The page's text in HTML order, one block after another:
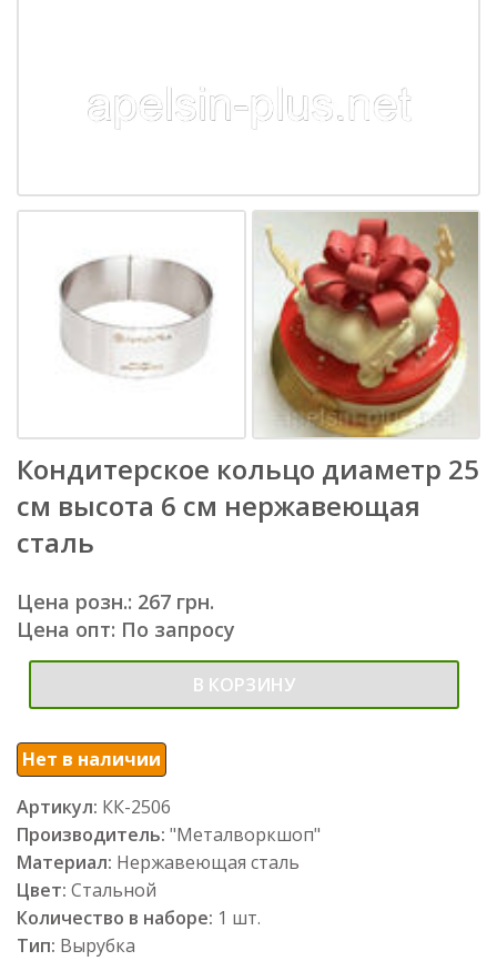
Кондитерское кольцо диаметр 25
см высота 6 см нержавеющая
сталь
Цена розн.: 267 грн.
Цена опт: По запросу
В КОРЗИНУ
Нет в наличии
Артикул: КК-2506
Производитель: "Металворкшоп"
Материал: Нержавеющая сталь
Цвет: Стальной
Количество в наборе: 1 шт.
Тип: Вырубка